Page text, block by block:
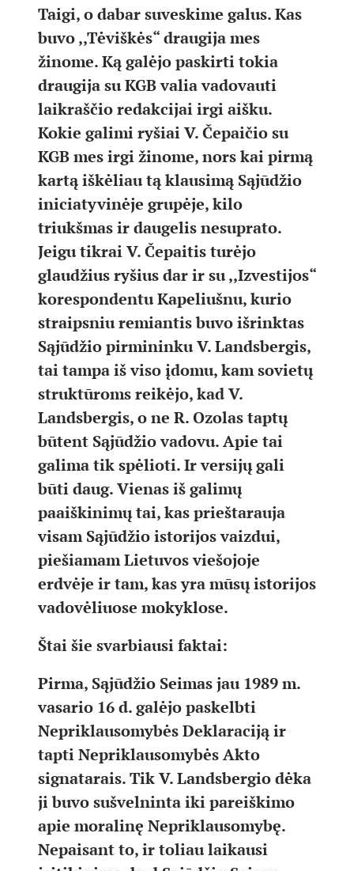
Taigi, o dabar suveskime galus. Kas
buvo ,,Tėviškės“ draugija mes
žinome. Ką galėjo paskirti tokia
draugija su KGB valia vadovauti
laikraščio redakcijai irgi aišku.
Kokie galimi ryšiai V. Čepaičio su
KGB mes irgi žinome, nors kai pirmą
kartą iškėliau tą klausimą Sąjūdžio
iniciatyvinėje grupėje, kilo
triukšmas ir daugelis nesuprato.
Jeigu tikrai V. Čepaitis turėjo
glaudžius ryšius dar ir su ,,Izvestijos“
korespondentu Kapeliušnu, kurio
straipsniu remiantis buvo išrinktas
Sąjūdžio pirmininku V. Landsbergis,
tai tampa iš viso įdomu, kam sovietų
struktūroms reikėjo, kad V.
Landsbergis, o ne R. Ozolas taptų
būtent Sąjūdžio vadovu. Apie tai
galima tik spėlioti. Ir versijų gali
būti daug. Vienas iš galimų
paaiškinimų tai, kas prieštarauja
visam Sąjūdžio istorijos vaizdui,
piešiamam Lietuvos viešojoje
erdvėje ir tam, kas yra mūsų istorijos
vadovėliuose mokyklose.
Štai šie svarbiausi faktai:
Pirma, Sąjūdžio Seimas jau 1989 m.
vasario 16 d. galėjo paskelbti
Nepriklausomybės Deklaraciją ir
tapti Nepriklausomybės Akto
signatarais. Tik V. Landsbergio dėka
ji buvo sušvelninta iki pareiškimo
apie moralinę Nepriklausomybę.
Nepaisant to, ir toliau laikausi